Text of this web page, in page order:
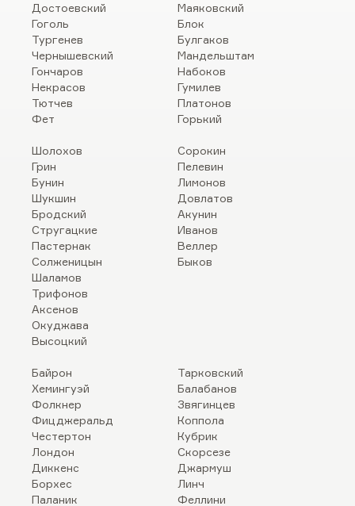
Достоевский
Гоголь
Тургенев
Чернышевский
Гончаров
Некрасов
Тютчев
Фет
Маяковский
Блок
Булгаков
Мандельштам
Набоков
Гумилев
Платонов
Горький
Шолохов
Грин
Бунин
Шукшин
Бродский
Стругацкие
Пастернак
Солженицын
Шаламов
Трифонов
Аксенов
Окуджава
Высоцкий
Сорокин
Пелевин
Лимонов
Довлатов
Акунин
Иванов
Веллер
Быков
Байрон
Хемингуэй
Фолкнер
Фицджеральд
Честертон
Лондон
Диккенс
Борхес
Паланик
Тарковский
Балабанов
Звягинцев
Коппола
Кубрик
Скорсезе
Джармуш
Линч
Феллини